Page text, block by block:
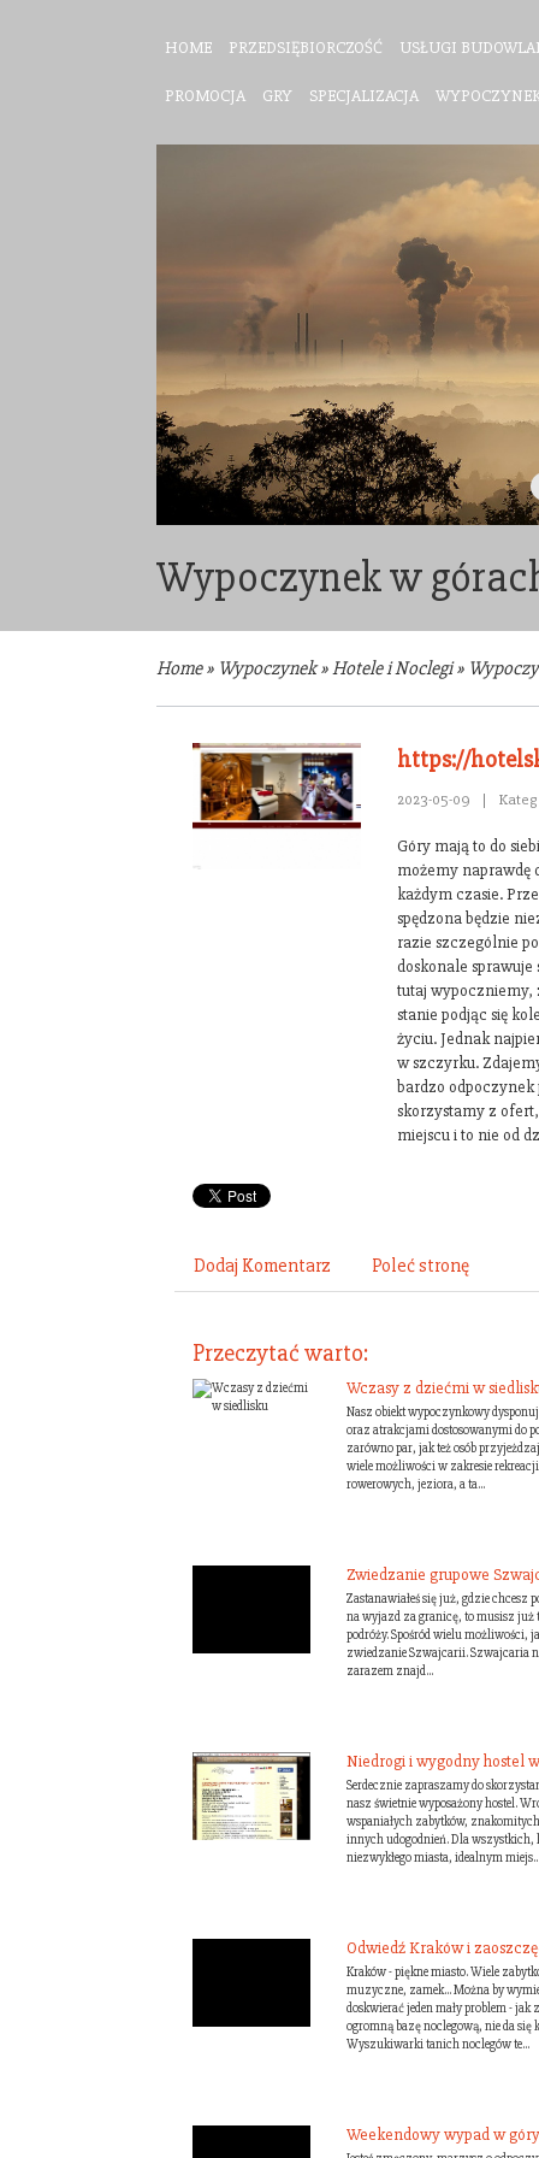
HOME PRZEDSIĘBIORCZOŚĆ USŁUGI
PROMOCJA GRY SPECJALIZACJA
Wypoczynek w
Home» Wypoczynek»Hotele i Noclegi»
https://
2023-05-09 |
Góry mają to do
możemy naprawdę
każdym czasie.
spędzona będzie
razie szczególnie
doskonale sprawuje
tutaj wypoczniemy,
stanie podjąc się
życiu. Jednak
w szczyrku.
bardzo odpoczynek
skorzystamy z
miejscu i to nie od
Dodaj Komentarz Poleć stronę
Przeczytać warto:
Wczasy z dziećmi w
Nasz obiekt wypoczynkowy
oraz atrakcjami dostosowanymi do
zarówno par, jak też osób
wiele możliwości w zakresie rekreacji
rowerowych, jeziora, a ta...
Zwiedzanie grupowe
Zastanawiałeś się już, gdzie chcesz
na wyjazd za granicę, to musisz już
podróży. Spośród wielu możliwości,
zwiedzanie Szwajcarii. Szwajcaria
zarazem znajd...
Niedrogi i wygodny hostel
Serdecznie zapraszamy do
nasz świetnie wyposażony hostel.
wspaniałych zabytków,
innych udogodnień. Dla wszystkich,
niezwykłego miasta, idealnym miejs...
Odwiedź Kraków i
Kraków - piękne miasto. Wiele
muzyczne, zamek... Można by
doskwierać jeden mały problem -
ogromną bazę noclegową, nie da się
Wyszukiwarki tanich noclegów te...
Weekendowy wypad w